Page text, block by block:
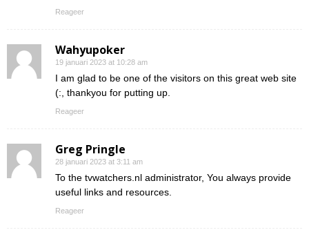
Reageer
Wahyupoker
19 januari 2023 at 10:28 am
I am glad to be one of the visitors on this great web site
(:, thankyou for putting up.
Reageer
Greg Pringle
28 januari 2023 at 3:11 am
To the tvwatchers.nl administrator, You always provide
useful links and resources.
Reageer